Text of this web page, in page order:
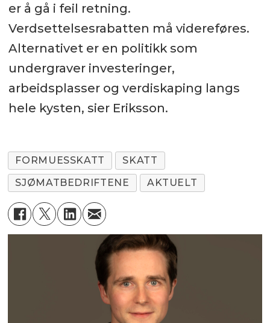
er å gå i feil retning.
Verdsettelsesrabatten må videreføres.
Alternativet er en politikk som
undergraver investeringer,
arbeidsplasser og verdiskaping langs
hele kysten, sier Eriksson.
FORMUESSKATT
SKATT
SJØMATBEDRIFTENE
AKTUELT